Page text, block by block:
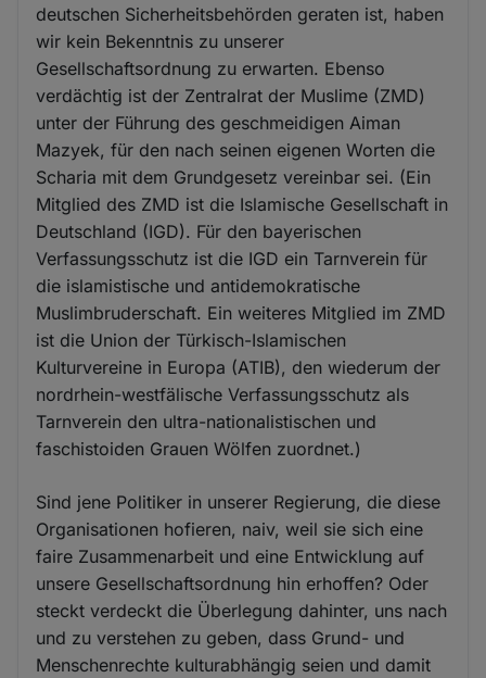
deutschen Sicherheitsbehörden geraten ist, haben
wir kein Bekenntnis zu unserer
Gesellschaftsordnung zu erwarten. Ebenso
verdächtig ist der Zentralrat der Muslime (ZMD)
unter der Führung des geschmeidigen Aiman
Mazyek, für den nach seinen eigenen Worten die
Scharia mit dem Grundgesetz vereinbar sei. (Ein
Mitglied des ZMD ist die Islamische Gesellschaft in
Deutschland (IGD). Für den bayerischen
Verfassungsschutz ist die IGD ein Tarnverein für
die islamistische und antidemokratische
Muslimbruderschaft. Ein weiteres Mitglied im ZMD
ist die Union der Türkisch-Islamischen
Kulturvereine in Europa (ATIB), den wiederum der
nordrhein-westfälische Verfassungsschutz als
Tarnverein den ultra-nationalistischen und
faschistoiden Grauen Wölfen zuordnet.)
Sind jene Politiker in unserer Regierung, die diese
Organisationen hofieren, naiv, weil sie sich eine
faire Zusammenarbeit und eine Entwicklung auf
unsere Gesellschaftsordnung hin erhoffen? Oder
steckt verdeckt die Überlegung dahinter, uns nach
und zu verstehen zu geben, dass Grund- und
Menschenrechte kulturabhängig seien und damit